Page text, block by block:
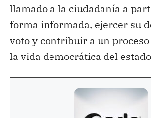
llamado a la ciudadanía a
forma informada, ejercer su
voto y contribuir a un
la vida democrática del